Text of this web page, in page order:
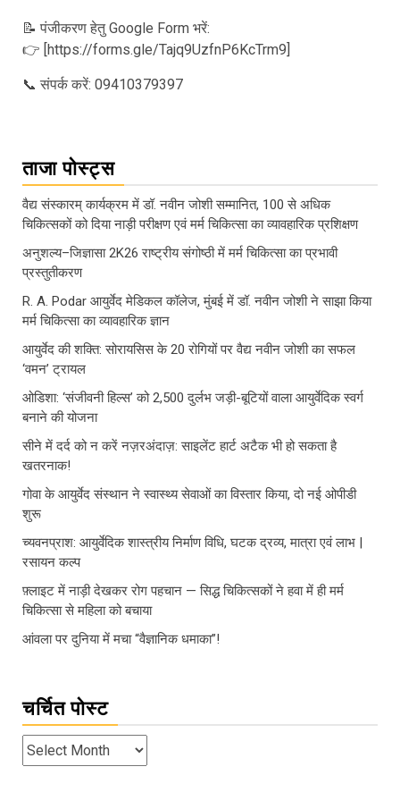
📝 पंजीकरण हेतु Google Form भरें:
👉 [https://forms.gle/Tajq9UzfnP6KcTrm9]
📞 संपर्क करें: 09410379397
ताजा पोस्ट्स
वैद्य संस्कारम् कार्यक्रम में डॉ. नवीन जोशी सम्मानित, 100 से अधिक
चिकित्सकों को दिया नाड़ी परीक्षण एवं मर्म चिकित्सा का व्यावहारिक प्रशिक्षण
अनुशल्य–जिज्ञासा 2K26 राष्ट्रीय संगोष्ठी में मर्म चिकित्सा का प्रभावी
प्रस्तुतीकरण
R. A. Podar आयुर्वेद मेडिकल कॉलेज, मुंबई में डॉ. नवीन जोशी ने साझा किया
मर्म चिकित्सा का व्यावहारिक ज्ञान
आयुर्वेद की शक्ति: सोरायसिस के 20 रोगियों पर वैद्य नवीन जोशी का सफल
‘वमन’ ट्रायल
ओडिशा: ‘संजीवनी हिल्स’ को 2,500 दुर्लभ जड़ी-बूटियों वाला आयुर्वेदिक स्वर्ग
बनाने की योजना
सीने में दर्द को न करें नज़रअंदाज़: साइलेंट हार्ट अटैक भी हो सकता है
खतरनाक!
गोवा के आयुर्वेद संस्थान ने स्वास्थ्य सेवाओं का विस्तार किया, दो नई ओपीडी
शुरू
च्यवनप्राश: आयुर्वेदिक शास्त्रीय निर्माण विधि, घटक द्रव्य, मात्रा एवं लाभ |
रसायन कल्प
फ़्लाइट में नाड़ी देखकर रोग पहचान — सिद्ध चिकित्सकों ने हवा में ही मर्म
चिकित्सा से महिला को बचाया
आंवला पर दुनिया में मचा “वैज्ञानिक धमाका”!
चर्चित पोस्ट